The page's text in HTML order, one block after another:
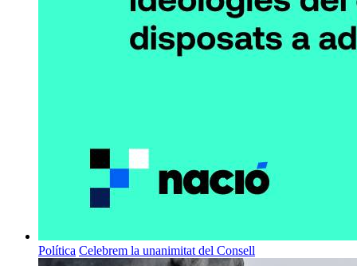
Política Celebrem la unanimitat del Consell